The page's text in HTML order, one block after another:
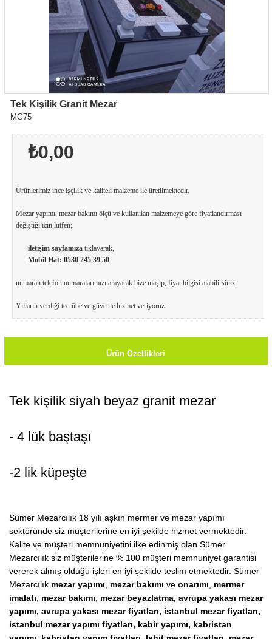
Tek Kişilik Granit Mezar
MG75
₺0,00
Ürünlerimiz ince işçilik ve kaliteli malzeme ile üretilmektedir.
Mezar yapımı, mezar bakımı ölçü ve kullanılan malzemeye göre fiyatlandırması
değiştiği için lütfen;
iletişim sayfamıza tıklayarak,
Mobil Hat:0530 245 39 50
numaralı telefon numaralarımızı arayarak bize ulaşıp, fiyat bilgisi alabilirsiniz.
Yılların verdiği tecrübe ve güvenle hizmet veriyoruz.
Ürün Özellikleri
Tek kişilik siyah beyaz granit mezar
- 4 lük baştaşı
-2 lik küpeşte
Sümer Mezarcılık 18 yılı aşkın mermer ve mezar yapımı
sektöründe siz müşterilerine en iyi şekilde hizmet vermektedir.
Kalite ve müşteri memnuniyetini ilke edinmiş olan Sümer
Mezarcılık siz müşterilerine % 100 müşteri memnuniyet garantisi
vererek almış olduğu işleri en iyi şekilde teslim etmektedir. Sümer
Mezarcılık mezar yapımı mezar bakımı ve onarımı
mermer
imalatı
mezar bakımı
mezar beyazlatma, avrupa yakası mezar
yapımı, avrupa yakası mezar fiyatları, istanbul mezar fiyatları,
istanbul mezar yapımı fiyatları, kabir yapımı, kabristan